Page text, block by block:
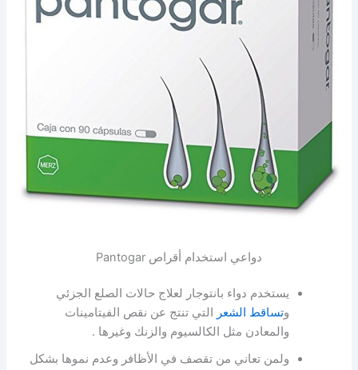
دواعي استخدام أقراص Pantogar
يستخدم دواء بانتوجار لعلاج حالات الصلع الجزئي
وتساقط الشعر
التي تنتج عن نقص الفيتامينات
والمعادن مثل الكالسيوم والزنك وغيرها .
ولمن تعاني من تقصف في الأظافر وعدم نموها بشكل